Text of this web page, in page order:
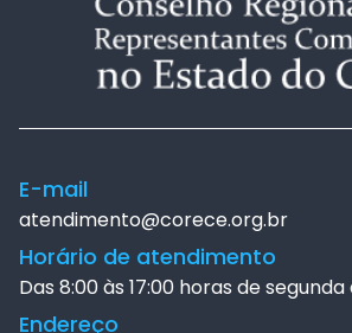
E-mail
atendimento@corece.org.br
Horário de atendimento
Das 8:00 às 17:00 horas de
Endereço